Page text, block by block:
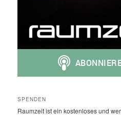
SPENDEN
Raumzeit ist ein kostenloses und